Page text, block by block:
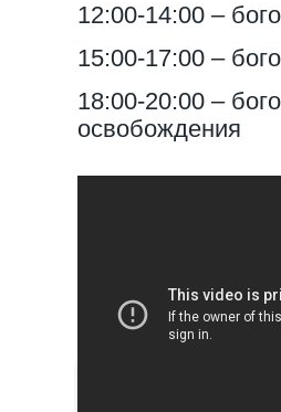
12:00-14:00 –
15:00-17:00 –
18:00-20:00 –
освобождения